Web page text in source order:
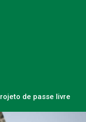
de passe livre